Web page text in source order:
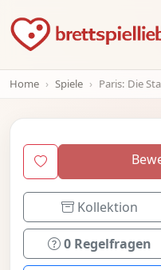
Home Spiele Paris: Die
Kollektion
0 Regelfragen